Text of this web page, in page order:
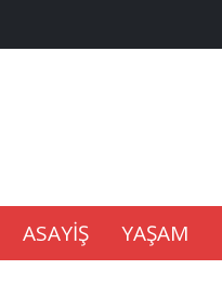
Geliyor
ASAYİŞ YAŞAM